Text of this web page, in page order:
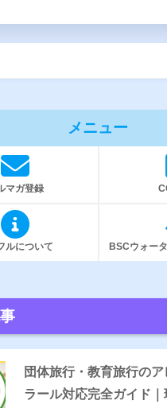
メニュー
マガ登録
ルについて BSCウォー
団体旅行・教育旅行の
ラール対応完全ガイド